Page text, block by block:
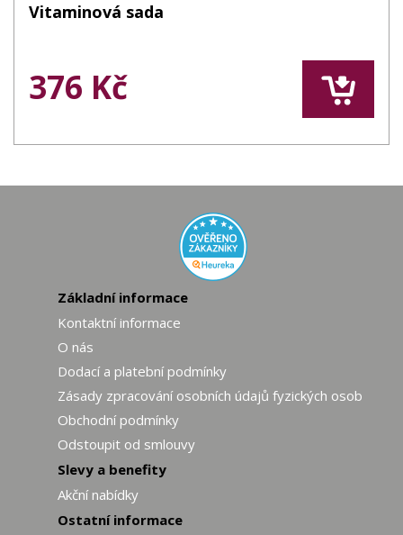
Vitaminová sada
376 Kč
Základní informace
Kontaktní informace
O nás
Dodací a platební podmínky
Zásady zpracování osobních údajů fyzických osob
Obchodní podmínky
Odstoupit od smlouvy
Slevy a benefity
Akční nabídky
Ostatní informace